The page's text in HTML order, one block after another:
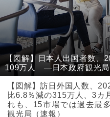
【図解】日本人出国者数
109万人 ―日本政府観光局
【図解】訪日外国人数、
比6.8％減の315万人、3カ
れも、15市場では過去
観光局（速報）